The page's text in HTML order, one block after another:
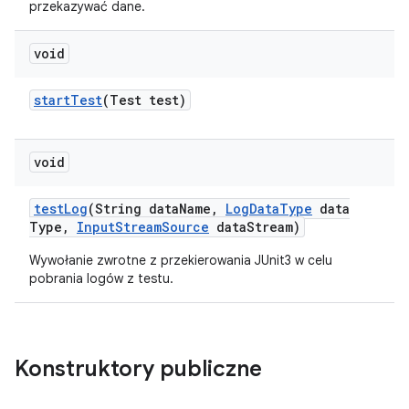
przekazywać dane.
void
startTest(Test test)
void
testLog(String dataName , LogDataType data
Type , InputStreamSource dataStream)
Wywołanie zwrotne z przekierowania JUnit3 w celu
pobrania logów z testu.
Konstruktory publiczne